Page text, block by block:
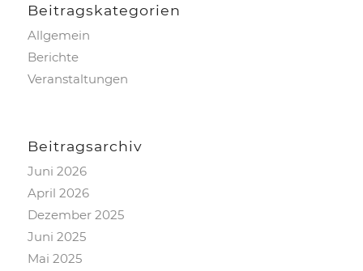
Beitrags­kategorien
Allgemein
Berichte
Veranstaltungen
Beitragsarchiv
Juni 2026
April 2026
Dezember 2025
Juni 2025
Mai 2025